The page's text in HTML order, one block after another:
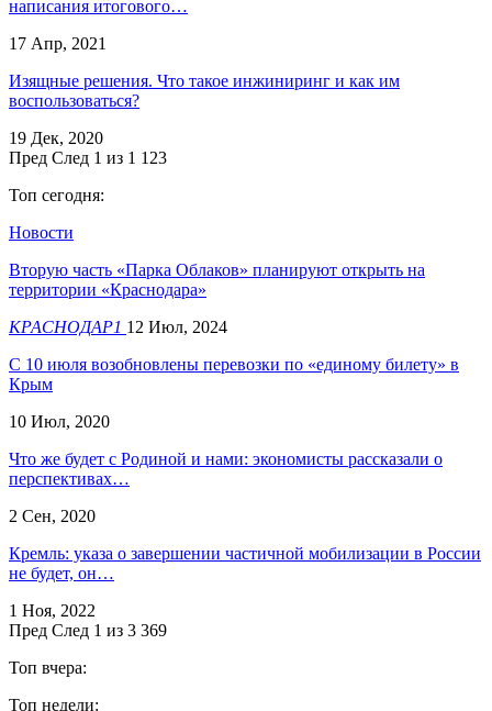
написания итогового…
17 Апр, 2021
Изящные решения. Что такое инжиниринг и как им
воспользоваться?
19 Дек, 2020
Пред След 1 из 1 123
Топ сегодня:
Новости
Вторую часть «Парка Облаков» планируют открыть на
территории «Краснодара»
КРАСНОДАР1 12 Июл, 2024
С 10 июля возобновлены перевозки по «единому билету» в
Крым
10 Июл, 2020
Что же будет с Родиной и нами: экономисты рассказали о
перспективах…
2 Сен, 2020
Кремль: указа о завершении частичной мобилизации в России
не будет, он…
1 Ноя, 2022
Пред След 1 из 3 369
Топ вчера:
Топ недели: